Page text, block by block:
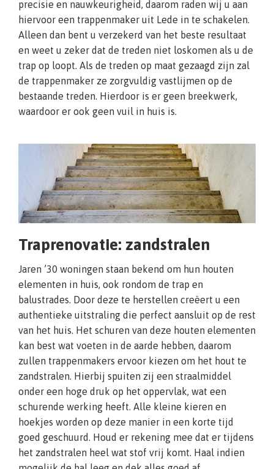
precisie en nauwkeurigheid, daarom raden wij u aan
hiervoor een trappenmaker uit Lede in te schakelen.
Alleen dan bent u verzekerd van het beste resultaat
en weet u zeker dat de treden niet loskomen als u de
trap op loopt. Als de treden op maat gezaagd zijn zal
de trappenmaker ze zorgvuldig vastlijmen op de
bestaande treden. Hierdoor is er geen breekwerk,
waardoor er ook geen vuil in huis is.
Traprenovatie: zandstralen
Jaren ’30 woningen staan bekend om hun houten
elementen in huis, ook rondom de trap en
balustrades. Door deze te herstellen creëert u een
authentieke uitstraling die perfect aansluit op de rest
van het huis. Het schuren van deze houten elementen
kan best wat voeten in de aarde hebben, daarom
zullen trappenmakers ervoor kiezen om het hout te
zandstralen. Hierbij spuiten zij een straalmiddel
onder een hoge druk op het oppervlak, wat een
schurende werking heeft. Alle kleine kieren en
hoekjes worden op deze manier in een korte tijd
goed geschuurd. Houd er rekening mee dat er tijdens
het zandstralen heel wat stof vrij komt. Haal indien